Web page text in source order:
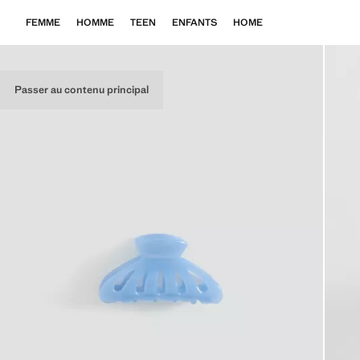
Passer au contenu principal
FEMME HOMME TEEN ENFANTS HOME